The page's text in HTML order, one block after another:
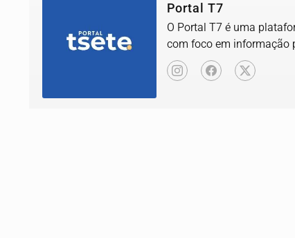
Portal T7
O Portal T7 é uma
com foco em informação